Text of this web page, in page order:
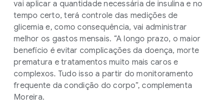
vai aplicar a quantidade necessária de insulina e no
tempo certo, terá controle das medições de
glicemia e, como consequência, vai administrar
melhor os gastos mensais. “A longo prazo, o maior
benefício é evitar complicações da doença, morte
prematura e tratamentos muito mais caros e
complexos. Tudo isso a partir do monitoramento
frequente da condição do corpo”, complementa
Moreira.